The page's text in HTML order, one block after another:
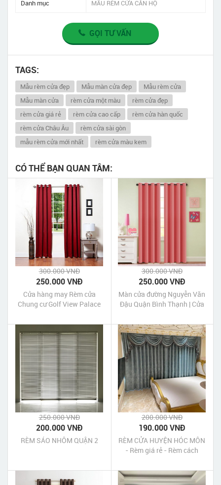
Danh mục MẪU RÈM CỬA CĂN HỘ
GỌI TƯ VẤN
TAGS:
Mẫu rèm cửa đẹp Mẫu màn cửa đẹp
Mẫu rèm cửa
Mẫu màn cửa
rèm cửa một màu
rèm cửa đẹp
rèm cửa giá rẻ
rèm cửa cao cấp
rèm cửa hàn quốc
rèm cửa Châu Âu
rèm cửa sài gòn
mẫu rèm cửa mới nhất
rèm cửa màu kem
CÓ THỂ BẠN QUAN TÂM:
300.000 VNĐ
250.000 VNĐ
Cửa hàng may Rèm cửa
Chung cư Golf View Palace
Golf View Palace Tân Sơn
Quận Tân Bình
300.000 VNĐ
250.000 VNĐ
Màn cửa đường Nguyễn Văn
Đậu Quận Bình Thạnh | Cửa
Nguyễn Văn Đậu Quận Bình
Thạnh Tp HCM
250.000 VNĐ
200.000 VNĐ
RÈM SÁO NHÔM QUẬN 2
200.000 VNĐ
190.000 VNĐ
RÈM CỬA HUYỆN HÓC MÔN
- Rèm giá rẻ - Rèm cách